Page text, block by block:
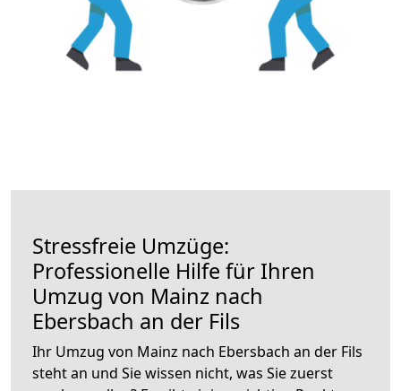
Stressfreie Umzüge:
Professionelle Hilfe für Ihren
Umzug von Mainz nach
Ebersbach an der Fils
Ihr Umzug von Mainz nach Ebersbach an der Fils
steht an und Sie wissen nicht, was Sie zuerst